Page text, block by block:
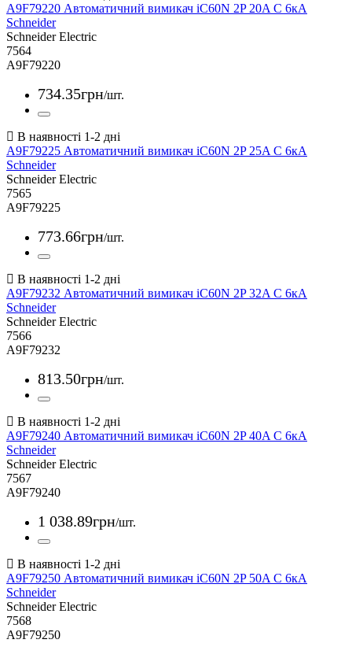
A9F79220 Автоматичний вимикач iC60N 2P 20A С 6кА
Schneider
Schneider Electric
7564
A9F79220
734.35грн/шт.
A9F79225 Автоматичний вимикач iC60N 2P 25A С 6кА
Schneider
Schneider Electric
7565
A9F79225
773.66грн/шт.
A9F79232 Автоматичний вимикач iC60N 2P 32A С 6кА
Schneider
Schneider Electric
7566
A9F79232
813.50грн/шт.
A9F79240 Автоматичний вимикач iC60N 2P 40A С 6кА
Schneider
Schneider Electric
7567
A9F79240
1 038.89грн/шт.
A9F79250 Автоматичний вимикач iC60N 2P 50A С 6кА
Schneider
Schneider Electric
7568
A9F79250